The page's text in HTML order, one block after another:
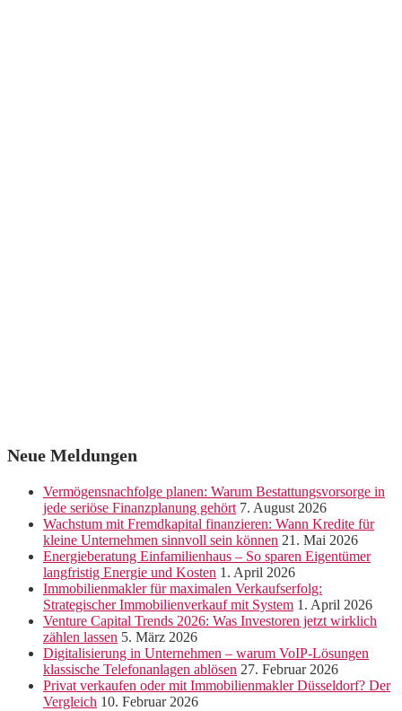
Neue Meldungen
Vermögensnachfolge planen: Warum Bestattungsvorsorge in
jede seriöse Finanzplanung gehört 7. August 2026
Wachstum mit Fremdkapital finanzieren: Wann Kredite für
kleine Unternehmen sinnvoll sein können 21. Mai 2026
Energieberatung Einfamilienhaus – So sparen Eigentümer
langfristig Energie und Kosten 1. April 2026
Immobilienmakler für maximalen Verkaufserfolg:
Strategischer Immobilienverkauf mit System 1. April 2026
Venture Capital Trends 2026: Was Investoren jetzt wirklich
zählen lassen 5. März 2026
Digitalisierung in Unternehmen – warum VoIP-Lösungen
klassische Telefonanlagen ablösen 27. Februar 2026
Privat verkaufen oder mit Immobilienmakler Düsseldorf? Der
Vergleich 10. Februar 2026